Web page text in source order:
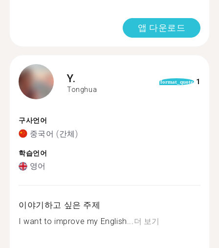
앱 다운로드
Y.
Tonghua
format_quote 1
구사언어
중국어 (간체)
학습언어
영어
이야기하고 싶은 주제
I want to improve my English...더 보기